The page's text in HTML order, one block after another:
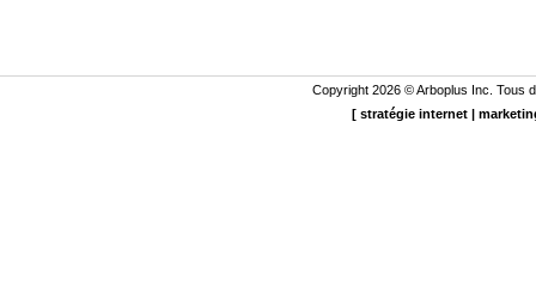
Copyright 2026 ©Arboplus Inc. Tous
[ stratégie internet|